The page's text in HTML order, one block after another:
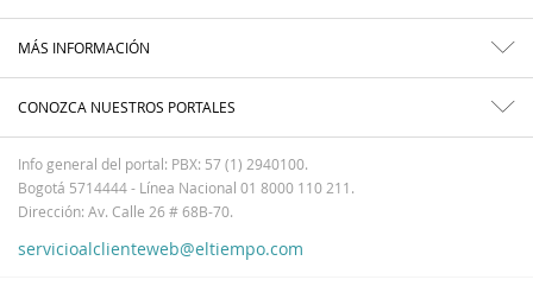
MÁS INFORMACIÓN
CONOZCA NUESTROS PORTALES
Info general del portal: PBX: 57 (1) 2940100.
Bogotá 5714444 - Línea Nacional 01 8000 110 211.
Dirección: Av. Calle 26 # 68B-70.
servicioalclienteweb@eltiempo.com